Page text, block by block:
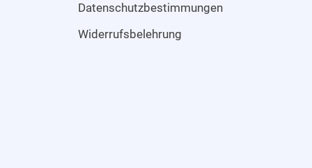
Datenschutzbestimmungen
Widerrufsbelehrung